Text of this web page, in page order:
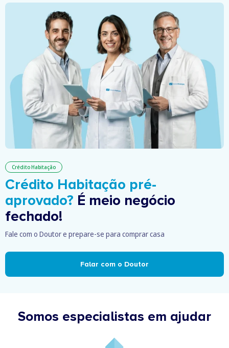
Crédito Habitação
Crédito Habitação pré-
aprovado? É meio negócio
fechado!
Fale com o Doutor e prepare-se para comprar casa
Falar com o Doutor
Somos especialistas em ajudar